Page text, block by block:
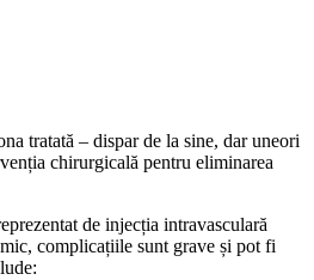
tratată – dispar de la sine, dar uneori
chirurgicală pentru eliminarea
de injecția intravasculară
complicațiile sunt grave și pot fi